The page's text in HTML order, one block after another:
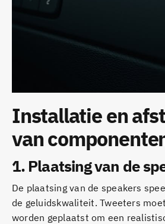
Installatie en
van
1. Plaatsing van de
De plaatsing van de speakers
de geluidskwaliteit. Tweeters
worden geplaatst om een